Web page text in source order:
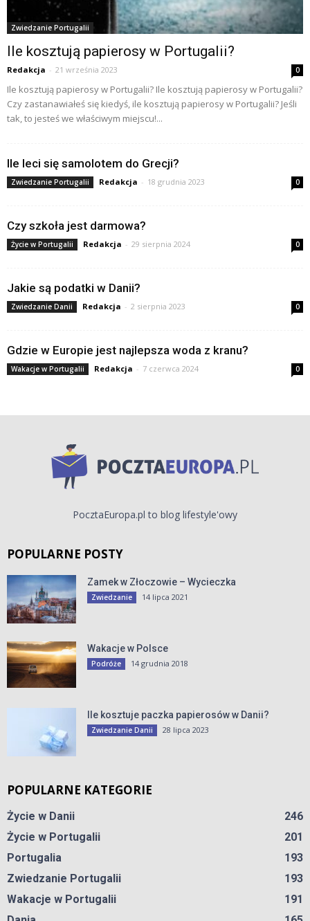
Zwiedzanie Portugalii
Ile kosztują papierosy w Portugalii?
Redakcja - 21 września 2023 0
Ile kosztują papierosy w Portugalii? Ile kosztują papierosy w Portugalii?
Czy zastanawiałeś się kiedyś, ile kosztują papierosy w Portugalii? Jeśli
tak, to jesteś we właściwym miejscu!...
Ile leci się samolotem do Grecji?
Zwiedzanie Portugalii Redakcja - 18 grudnia 2023 0
Czy szkoła jest darmowa?
Życie w Portugalii Redakcja - 29 sierpnia 2024 0
Jakie są podatki w Danii?
Zwiedzanie Danii Redakcja - 2 sierpnia 2023 0
Gdzie w Europie jest najlepsza woda z kranu?
Wakacje w Portugalii Redakcja - 7 czerwca 2024 0
PocztaEuropa.pl to blog lifestyle'owy
POPULARNE POSTY
Zamek w Złoczowie – Wycieczka
Zwiedzanie 14 lipca 2021
Wakacje w Polsce
Podróże 14 grudnia 2018
Ile kosztuje paczka papierosów w Danii?
Zwiedzanie Danii 28 lipca 2023
POPULARNE KATEGORIE
Życie w Danii
246
Życie w Portugalii
201
Portugalia
193
Zwiedzanie Portugalii
193
Wakacje w Portugalii
191